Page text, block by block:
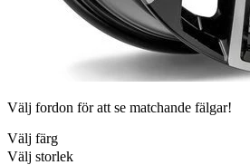
Välj fordon för att se matchande fälgar!
Välj färg
Välj storlek